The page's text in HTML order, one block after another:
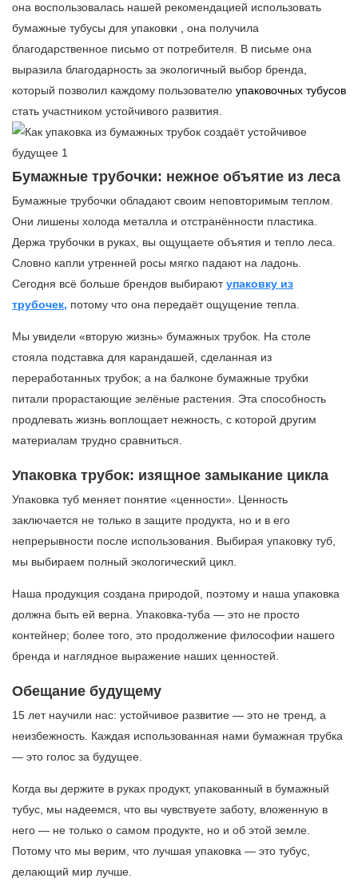
она воспользовалась нашей рекомендацией использовать
бумажные тубусы для упаковки , она получила
благодарственное письмо от потребителя. В письме она
выразила благодарность за экологичный выбор бренда,
который позволил каждому пользователю упаковочных тубусов
стать участником устойчивого развития.
Бумажные трубочки: нежное объятие из леса
Бумажные трубочки обладают своим неповторимым теплом.
Они лишены холода металла и отстранённости пластика.
Держа трубочки в руках, вы ощущаете объятия и тепло леса.
Словно капли утренней росы мягко падают на ладонь.
Сегодня всё больше брендов выбираютупаковку из
трубочек, потому что она передаёт ощущение тепла.
Мы увидели «вторую жизнь» бумажных трубок. На столе
стояла подставка для карандашей, сделанная из
переработанных трубок; а на балконе бумажные трубки
питали прорастающие зелёные растения. Эта способность
продлевать жизнь воплощает нежность, с которой другим
материалам трудно сравниться.
Упаковка трубок: изящное замыкание цикла
Упаковка туб меняет понятие «ценности». Ценность
заключается не только в защите продукта, но и в его
непрерывности после использования. Выбирая упаковку туб,
мы выбираем полный экологический цикл.
Наша продукция создана природой, поэтому и наша упаковка
должна быть ей верна. Упаковка-туба — это не просто
контейнер; более того, это продолжение философии нашего
бренда и наглядное выражение наших ценностей.
Обещание будущему
15 лет научили нас: устойчивое развитие — это не тренд, а
неизбежность. Каждая использованная нами бумажная трубка
— это голос за будущее.
Когда вы держите в руках продукт, упакованный в бумажный
тубус, мы надеемся, что вы чувствуете заботу, вложенную в
него — не только о самом продукте, но и об этой земле.
Потому что мы верим, что лучшая упаковка — это тубус,
делающий мир лучше.